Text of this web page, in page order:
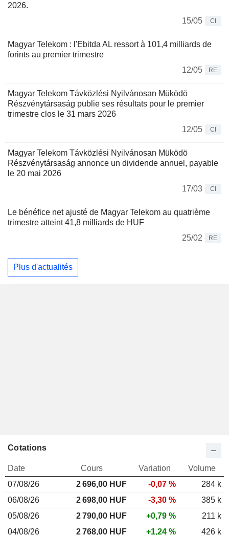
2026.
15/05
CI
Magyar Telekom : l'Ebitda AL ressort à 101,4 milliards de
forints au premier trimestre
12/05
RE
Magyar Telekom Távközlési Nyilvánosan Müködö
Részvénytársaság publie ses résultats pour le premier
trimestre clos le 31 mars 2026
12/05
CI
Magyar Telekom Távközlési Nyilvánosan Müködö
Részvénytársaság annonce un dividende annuel, payable
le 20 mai 2026
17/03
CI
Le bénéfice net ajusté de Magyar Telekom au quatrième
trimestre atteint 41,8 milliards de HUF
25/02
RE
Plus d'actualités
Cotations
Date Cours Variation
Volume
07/08/26
2 696,00 HUF -0,07 %
284 k
06/08/26
2 698,00 HUF -3,30 %
385 k
05/08/26
2 790,00 HUF +0,79 %
211 k
04/08/26
2 768,00 HUF +1,24 % 426 k